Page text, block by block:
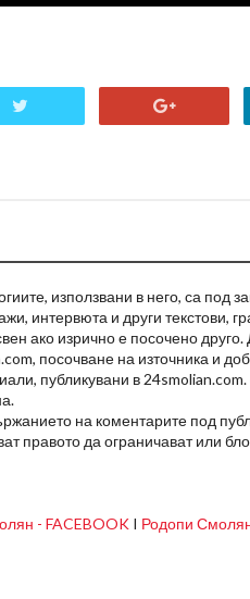
използвани в него, са под
интервюта и други текстови,
ако изрично е посочено
посочване на източника и
публикувани в
на коментарите под
правото да ограничават или
- FACEBOOK I Родопи